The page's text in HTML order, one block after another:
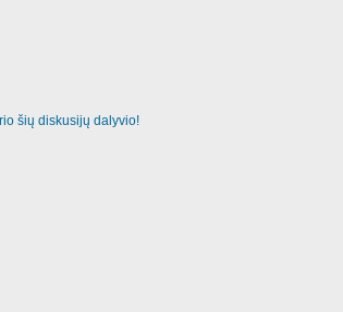
šių diskusijų dalyvio!